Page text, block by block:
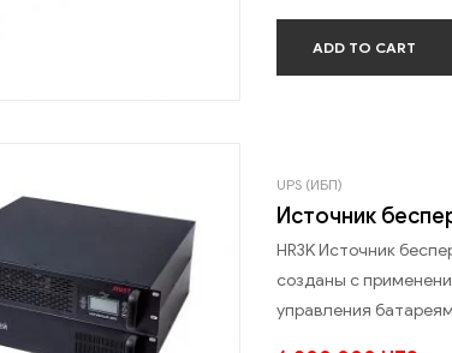
ADD TO CART
UPS (ИБП)
Источник
HR3K Источник
созданы с
управления